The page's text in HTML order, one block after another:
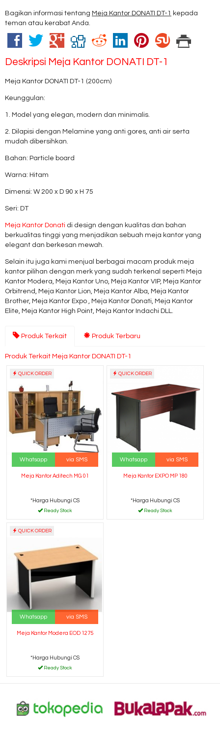
Bagikan informasi tentang Meja Kantor DONATI DT-1
kepada
teman atau kerabat Anda.
Deskripsi Meja Kantor DONATI DT-1
Meja Kantor DONATI DT-1 (200cm)
Keunggulan:
1. Model yang elegan, modern dan minimalis.
2. Dilapisi dengan Melamine yang anti gores, anti air serta
mudah dibersihkan.
Bahan: Particle board
Warna: Hitam
Dimensi: W 200 x D 90 x H 75
Seri: DT
Meja Kantor Donati di design dengan kualitas dan bahan
berkualitas tinggi yang menjadikan sebuah meja kantor yang
elegant dan berkesan mewah.
Selain itu juga kami menjual berbagai macam produk meja
kantor pilihan dengan merk yang sudah terkenal seperti Meja
Kantor Modera, Meja Kantor Uno, Meja Kantor VIP, Meja Kantor
Orbitrend, Meja Kantor Lion, Meja Kantor Alba, Meja Kantor
Brother, Meja Kantor Expo , Meja Kantor Donati, Meja Kantor
Elite, Meja Kantor High Point, Meja Kantor Indachi DLL.
Produk Terkait Produk Terbaru
Produk Terkait Meja Kantor DONATI DT-1
QUICK ORDER
Whatsapp via SMS
Meja Kantor Aditech MG 01
*Harga Hubungi CS
Ready Stock
QUICK ORDER
Whatsapp via SMS
Meja Kantor EXPO MP 180
*Harga Hubungi CS
Ready Stock
QUICK ORDER
Whatsapp via SMS
Meja Kantor Modera EOD 1275
*Harga Hubungi CS
Ready Stock